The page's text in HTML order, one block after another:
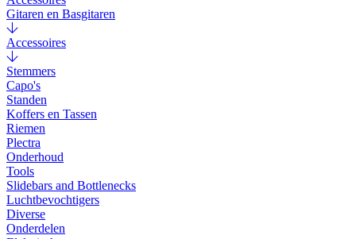
Gitaren en Basgitaren
Accessoires
Stemmers
Capo's
Standen
Koffers en Tassen
Riemen
Plectra
Onderhoud
Tools
Slidebars and Bottlenecks
Luchtbevochtigers
Diverse
Onderdelen